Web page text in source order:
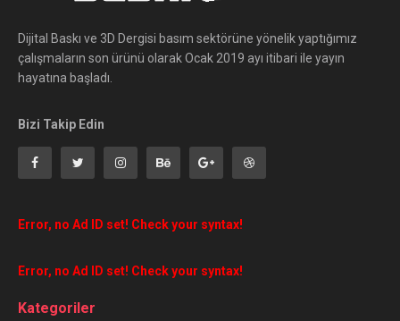
Dijital Baskı ve 3D Dergisi basım sektörüne yönelik yaptığımız
çalışmaların son ürünü olarak Ocak 2019 ayı itibari ile yayın
hayatına başladı.
Bizi Takip Edin
Error, no Ad ID set! Check your syntax!
Error, no Ad ID set! Check your syntax!
Kategoriler